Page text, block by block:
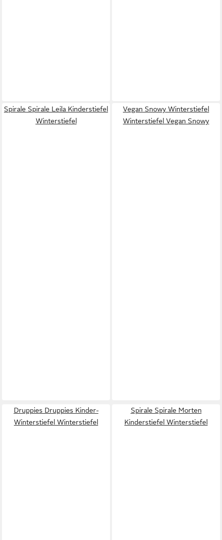
Spirale Spirale Leila Kinderstiefel
Winterstiefel
Vegan Snowy Winterstiefel
Winterstiefel Vegan Snowy
Druppies Druppies Kinder-
Winterstiefel Winterstiefel
Spirale Spirale Morten
Kinderstiefel Winterstiefel